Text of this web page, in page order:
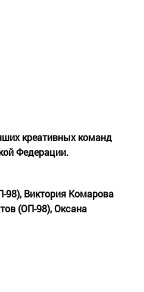
креативных команд
Федерации.
98), Виктория Комарова
(ОП-98), Оксана